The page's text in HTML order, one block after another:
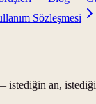
Sözleşmesi
istediğin an,